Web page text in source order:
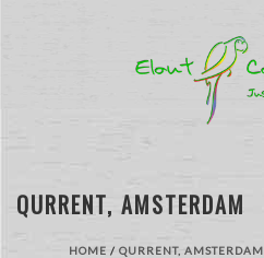
QURRENT, AMSTERDAM
HOME / QURRENT, AMSTERDAM